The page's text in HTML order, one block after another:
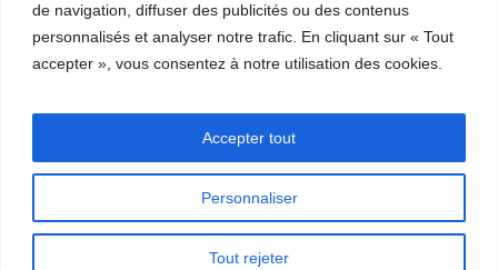
de navigation, diffuser des publicités ou des contenus
personnalisés et analyser notre trafic. En cliquant sur « Tout
accepter », vous consentez à notre utilisation des cookies.
Personnaliser
Tout rejeter
Accepter tout
COPYRIGHT © 2026 TÉLÉBINGO ROTARY •